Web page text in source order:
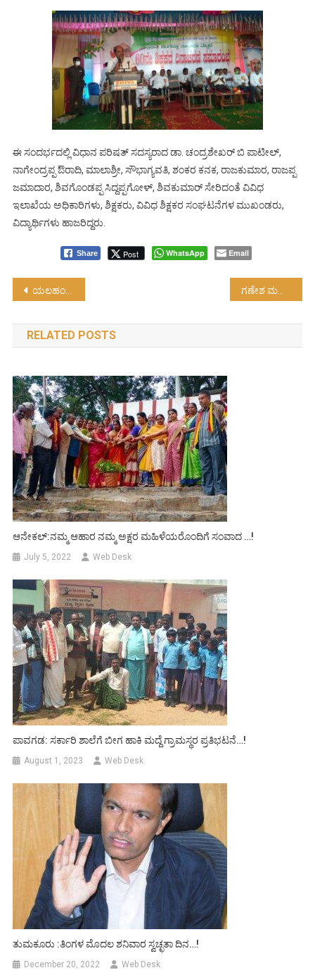
ಈ ಸಂದರ್ಭದಲ್ಲಿ ವಿಧಾನ ಪರಿಷತ್ ಸದಸ್ಯರಾದ ಡಾ. ಚಂದ್ರಶೇಖರ್ ಬಿ ಪಾಟೀಲ್,
ನಾಗೇಂದ್ರಪ್ಪ ಔರಾದಿ, ಮಾಲಾಶ್ರೀ, ಸೌಭಾಗ್ಯವತಿ, ಶಂಕರ ಕನಕ, ರಾಜಕುಮಾರ, ರಾಜಪ್ಪ
ಜಮಾದಾರ, ಶಿವಗೊಂಡಪ್ಪ ಸಿದ್ದಪ್ಪಗೋಳ್, ಶಿವಕುಮಾರ್ ಸೇರಿದಂತೆ ವಿವಿಧ
ಇಲಾಖೆಯ ಅಧಿಕಾರಿಗಳು, ಶಿಕ್ಷಕರು, ವಿವಿಧ ಶಿಕ್ಷಕರ ಸಂಘಟನೆಗಳ ಮುಖಂಡರು,
ವಿದ್ಯಾರ್ಥಿಗಳು ಹಾಜರಿದ್ದರು.
Share Post WhatsApp Email
Post
navigation
ಯಲಹಂಕ: ಬೃಹತ್ ಲಸಿಕಾ ಕೇಂದ್ರ ಆರಂಭ….!
RELATED POSTS
ಆನೇಕಲ್:ನಮ್ಮ ಆಹಾರ ನಮ್ಮ ಅಕ್ಷರ ಮಹಿಳೆಯರೊಂದಿಗೆ ಸಂವಾದ …!
July 5, 2022 Web Desk
ಪಾವಗಡ: ಸರ್ಕಾರಿ ಶಾಲೆಗೆ ಬೀಗ ಹಾಕಿ ಮದ್ದೆ ಗ್ರಾಮಸ್ಥರ ಪ್ರತಿಭಟನೆ…!
August 1, 2023 Web Desk
ತುಮಕೂರು :ತಿಂಗಳ ಮೊದಲ ಶನಿವಾರ ಸ್ವಚ್ಛತಾ ದಿನ…!
December 20, 2022 Web Desk